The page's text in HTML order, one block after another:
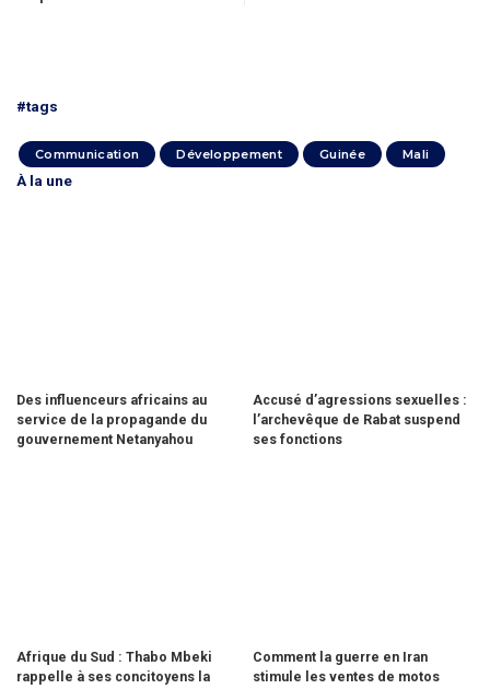
#tags
Communication Développement Guinée Mali
À la une
Des influenceurs africains au
service de la propagande du
gouvernement Netanyahou
Accusé d’agressions sexuelles :
l’archevêque de Rabat suspend
ses fonctions
Afrique du Sud : Thabo Mbeki
rappelle à ses concitoyens la
Comment la guerre en Iran
stimule les ventes de motos